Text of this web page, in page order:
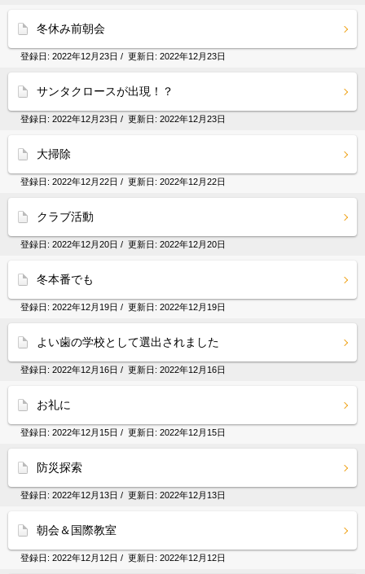
冬休み前朝会
登録日: 2022年12月23日 / 更新日: 2022年12月23日
サンタクロースが出現！？
登録日: 2022年12月23日 / 更新日: 2022年12月23日
大掃除
登録日: 2022年12月22日 / 更新日: 2022年12月22日
クラブ活動
登録日: 2022年12月20日 / 更新日: 2022年12月20日
冬本番でも
登録日: 2022年12月19日 / 更新日: 2022年12月19日
よい歯の学校として選出されました
登録日: 2022年12月16日 / 更新日: 2022年12月16日
お礼に
登録日: 2022年12月15日 / 更新日: 2022年12月15日
防災探索
登録日: 2022年12月13日 / 更新日: 2022年12月13日
朝会＆国際教室
登録日: 2022年12月12日 / 更新日: 2022年12月12日